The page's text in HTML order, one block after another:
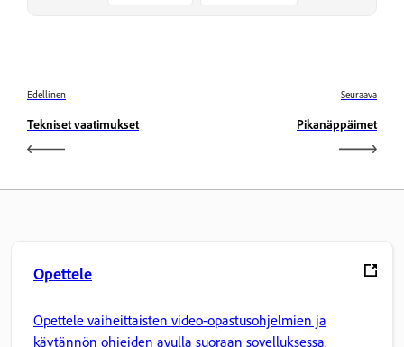
Edellinen
Tekniset vaatimukset
Seuraava
Pikanäppäimet
Opettele
Opettele vaiheittaisten video-opastusohjelmien ja
käytännön ohjeiden avulla suoraan sovelluksessa.